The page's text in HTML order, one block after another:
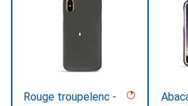
Rouge troupelenc -